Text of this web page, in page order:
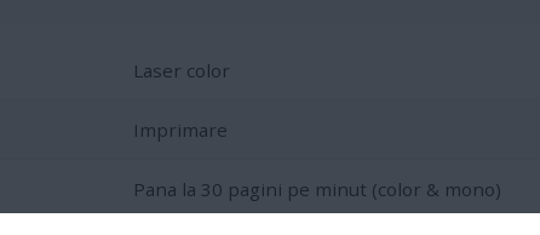
Laser color
Imprimare
Pana la 30 pagini pe minut (color & mono)